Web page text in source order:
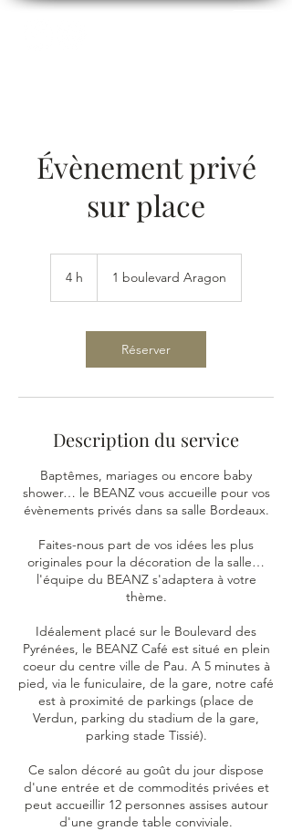
Évènement privé
sur place
4 h 1 boulevard Aragon
Réserver
Description du service
Baptêmes, mariages ou encore baby
shower… le BEANZ vous accueille pour vos
évènements privés dans sa salle Bordeaux.
Faites-nous part de vos idées les plus
originales pour la décoration de la salle…
l'équipe du BEANZ s'adaptera à votre
thème.
Idéalement placé sur le Boulevard des
Pyrénées, le BEANZ Café est situé en plein
coeur du centre ville de Pau. A 5 minutes à
pied, via le funiculaire, de la gare, notre café
est à proximité de parkings (place de
Verdun, parking du stadium de la gare,
parking stade Tissié).
Ce salon décoré au goût du jour dispose
d'une entrée et de commodités privées et
peut accueillir 12 personnes assises autour
d'une grande table conviviale.